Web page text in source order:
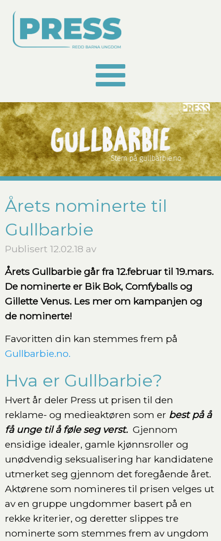
Årets nominerte til
Gullbarbie
Publisert 12.02.18 av
Årets Gullbarbie går fra 12.februar til 19.mars.
De nominerte er Bik Bok, Comfyballs og
Gillette Venus. Les mer om kampanjen og
de nominerte!
Favoritten din kan stemmes frem på
Gullbarbie.no.
Hva er Gullbarbie?
Hvert år deler Press ut prisen til den
reklame- og medieaktøren som er best på å
få unge til å føle seg verst. Gjennom
ensidige idealer, gamle kjønnsroller og
unødvendig seksualisering har kandidatene
utmerket seg gjennom det foregående året.
Aktørene som nomineres til prisen velges ut
av en gruppe ungdommer basert på en
rekke kriterier, og deretter slippes tre
nominerte som stemmes frem av ungdom